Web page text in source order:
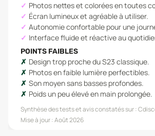
Photos nettes et colorées en toutes
Écran lumineux et agréable à utiliser.
Autonomie confortable pour une
Interface fluide et réactive au
POINTS FAIBLES
Design trop proche du S23 classique.
Photos en faible lumière perfectibles.
Son moyen sans basses profondes.
Poids un peu élevé en main prolongée.
Synthèse des tests et avis constatés sur :
Mise à jour :Août 2026